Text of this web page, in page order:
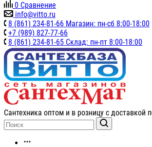
0 Сравнение
info@vitto.ru
8 (861) 234-81-66 Магазин: пн-сб 8:00-18:00
+7 (989) 827-77-66
8 (861) 234-81-65 Склад: пн-пт 8:00-18:00
Сантехника оптом и в розницу с доставкой